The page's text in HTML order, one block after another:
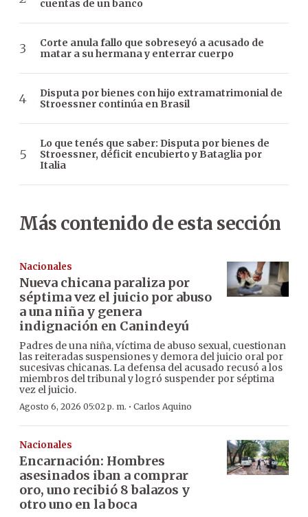
cuentas de un banco
Corte anula fallo que sobreseyó a acusado de
matar a su hermana y enterrar cuerpo
Disputa por bienes con hijo extramatrimonial de
Stroessner continúa en Brasil
Lo que tenés que saber: Disputa por bienes de
Stroessner, déficit encubierto y Bataglia por
Italia
Más contenido de esta sección
Nacionales
Nueva chicana paraliza por
séptima vez el juicio por abuso
a una niña y genera
indignación en Canindeyú
Padres de una niña, víctima de abuso sexual, cuestionan
las reiteradas suspensiones y demora del juicio oral por
sucesivas chicanas. La defensa del acusado recusó a los
miembros del tribunal y logró suspender por séptima
vez el juicio.
Agosto 6, 2026 05:02 p. m. · Carlos Aquino
Nacionales
Encarnación: Hombres
asesinados iban a comprar
oro, uno recibió 8 balazos y
otro uno en la boca